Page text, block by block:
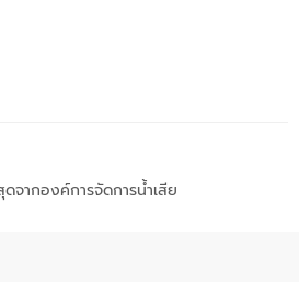
ดจากองค์การจัดการน้ำเสีย